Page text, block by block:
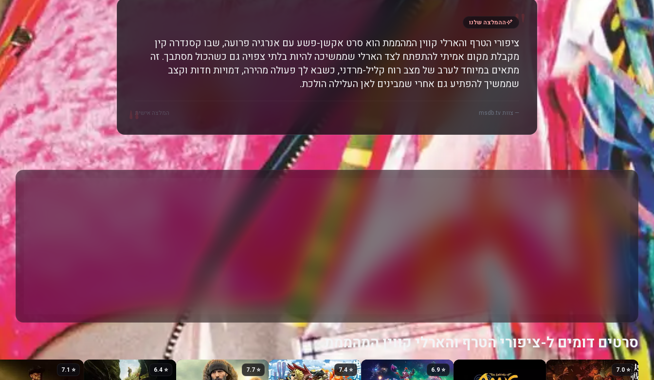
"
"
ההמלצה שלנו
ציפורי הטרף והארלי קווין המהממת הוא סרט אקשן-פשע עם אנרגיה פרועה, שבו קסנדרה קין
מקבלת מקום אמיתי להתפתח לצד הארלי שממשיכה להיות בלתי צפויה גם כשהכול מסתבך. זה
מתאים במיוחד לערב של מצב רוח קליל-מרדני, כשבא לך פעולה מהירה, דמויות חדות וקצב
שממשיך להפתיע גם אחרי שמבינים לאן העלילה הולכת.
— צוות msdb.tv המלצה אישית
סרטים דומים ל-ציפורי הטרף והארלי קווין המהממת
⭐ 7.0
⭐ 6.9
⭐ 7.4
⭐ 7.7
⭐ 6.4
⭐ 7.1